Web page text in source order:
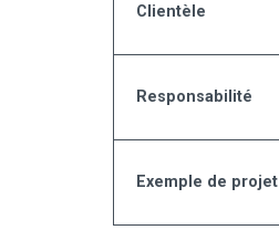
Clientèle
Responsabilité
Exemple de projet